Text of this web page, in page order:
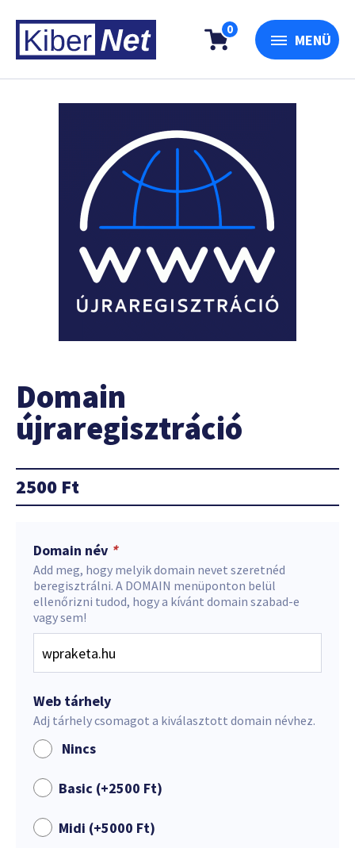
0
MENÜ
Domain
újraregisztráció
2500 Ft
Domain név *
Add meg, hogy melyik domain nevet szeretnéd
beregisztrálni. A DOMAIN menüponton belül
ellenőrizni tudod, hogy a kívánt domain szabad-e
vagy sem!
Web tárhely
Adj tárhely csomagot a kiválasztott domain névhez.
Nincs
Basic (+2500 Ft)
Midi (+5000 Ft)